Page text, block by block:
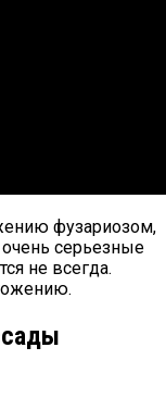
фузариозом,
серьезные
не всегда.